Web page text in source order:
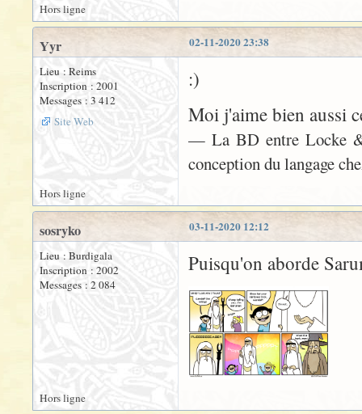
Hors ligne
02-11-2020 23:38
Yyr
Lieu : Reims
Inscription : 2001
Messages : 3 412
Site Web
:)
Moi j'aime bien aussi
— La BD entre Locke &
conception du langage
Hors ligne
03-11-2020 12:12
sosryko
Lieu : Burdigala
Inscription : 2002
Messages : 2 084
Puisqu'on aborde
Hors ligne